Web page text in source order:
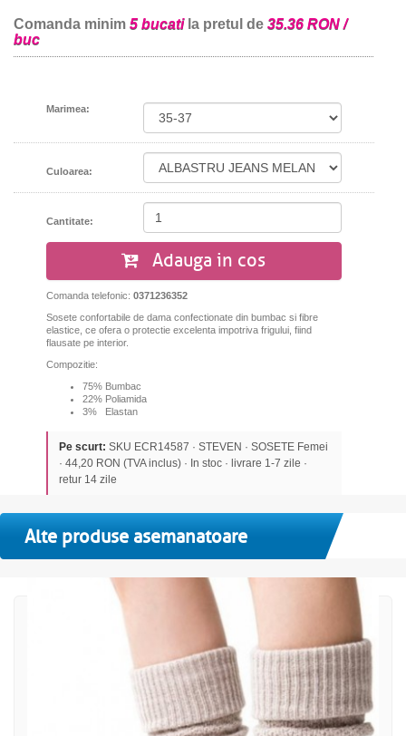
Comanda minim 5 bucatila pretul de 35.36 RON /
buc
Marimea:
Culoarea:
Cantitate:
Adauga in cos
Comanda telefonic: 0371236352
Sosete confortabile de dama confectionate din bumbac si fibre
elastice, ce ofera o protectie excelenta impotriva frigului, fiind
flausate pe interior.
Compozitie:
75% Bumbac
22% Poliamida
3% Elastan
Pe scurt: SKU ECR14587 · STEVEN · SOSETE Femei
· 44,20 RON (TVA inclus) · In stoc · livrare 1-7 zile ·
retur 14 zile
Alte produse asemanatoare